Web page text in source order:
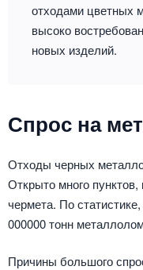
отходами цветных
высоко
новых изделий.
Спрос на
Отходы черных
Открыто много
чермета. По
000000 тонн
Причины большого